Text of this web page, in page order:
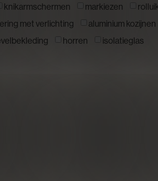
knikarmschermen markiezen
met verlichting
aluminium kozijnen
horren
isolatieglas